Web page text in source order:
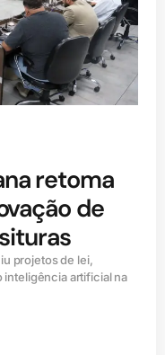
retoma
de
projetos de lei,
artificial na